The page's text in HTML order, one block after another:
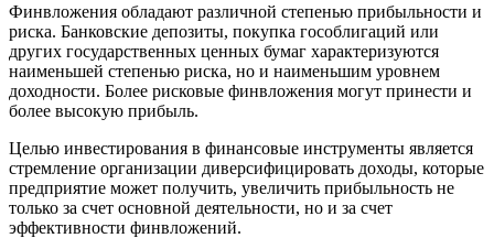
Финвложения обладают различной степенью прибыльности и
риска. Банковские депозиты, покупка гособлигаций или
других государственных ценных бумаг характеризуются
наименьшей степенью риска, но и наименьшим уровнем
доходности. Более рисковые финвложения могут принести и
более высокую прибыль.
Целью инвестирования в финансовые инструменты является
стремление организации диверсифицировать доходы, которые
предприятие может получить, увеличить прибыльность не
только за счет основной деятельности, но и за счет
эффективности финвложений.